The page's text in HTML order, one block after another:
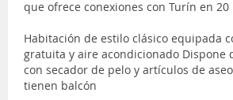
que ofrece conexiones con Turín en
Habitación de estilo clásico equipada
gratuita y aire acondicionado Dispone
con secador de pelo y artículos de
tienen balcón